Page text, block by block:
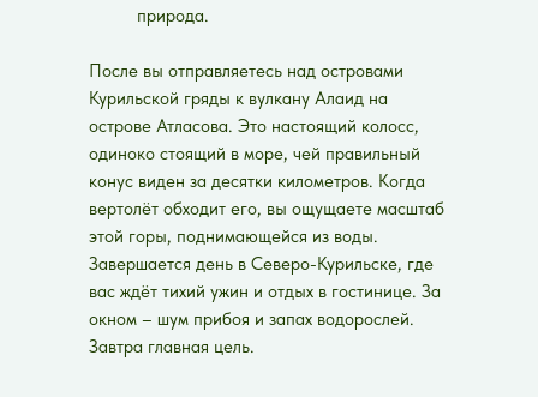
природа.
После вы отправляетесь над островами
Курильской гряды к вулкану Алаид на
острове Атласова. Это настоящий колосс,
одиноко стоящий в море, чей правильный
конус виден за десятки километров. Когда
вертолёт обходит его, вы ощущаете масштаб
этой горы, поднимающейся из воды.
Завершается день в Северо-Курильске, где
вас ждёт тихий ужин и отдых в гостинице. За
окном – шум прибоя и запах водорослей.
Завтра главная цель.